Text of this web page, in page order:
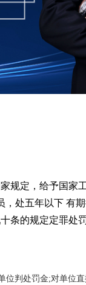
规定，给予国家
处五年以下 有
条的规定定罪处罚
位判处罚金;对单位